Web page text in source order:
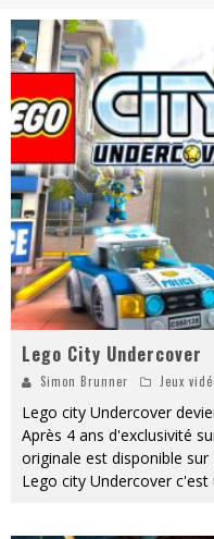
Lego City Undercover
Simon Brunner Jeux
Lego city Undercover
Après 4 ans d'exclusivité
originale est disponible sur
Lego city Undercover c'est